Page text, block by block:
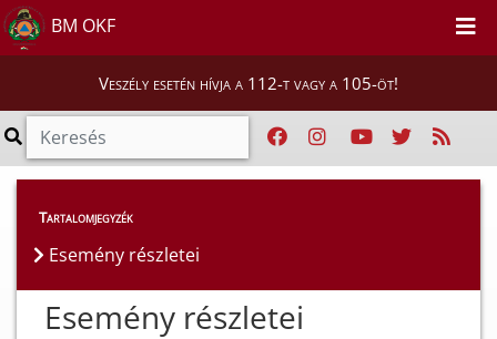
BM OKF
Veszély esetén hívja a 112-t vagy a 105-öt!
Esemény részletei
Tartalomjegyzék
Esemény részletei
Esemény részletei